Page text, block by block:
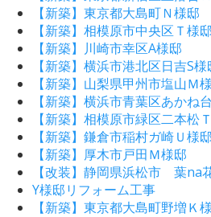
【新築】東京都大島町Ｎ様邸
【新築】相模原市中央区Ｔ様邸
【新築】川崎市幸区A様邸
【新築】横浜市港北区日吉S様
【新築】山梨県甲州市塩山Ｍ
【新築】横浜市青葉区あかね
【新築】相模原市緑区二本松
【新築】鎌倉市稲村ガ崎Ｕ様邸
【新築】厚木市戸田Ｍ様邸
【改装】静岡県浜松市 葉na
Y様邸リフォーム工事
【新築】東京都大島町野増Ｋ